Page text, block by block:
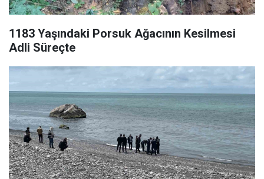
1183 Yaşındaki Porsuk Ağacının Kesilmesi
Adli Süreçte